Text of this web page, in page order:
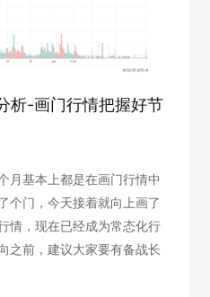
析-画门行情把握好节
月基本上都是在画门行情中
个门，今天接着就向上画了
情，现在已经成为常态化行
之前，建议大家要有备战长